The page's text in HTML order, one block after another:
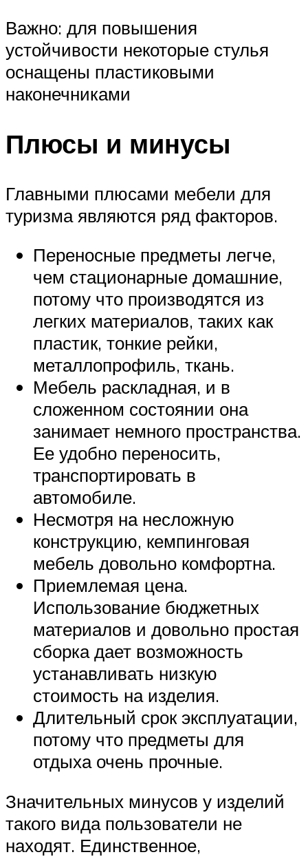
Важно: для повышения
устойчивости некоторые стулья
оснащены пластиковыми
наконечниками
Плюсы и минусы
Главными плюсами мебели для
туризма являются ряд факторов.
Переносные предметы легче,
чем стационарные домашние,
потому что производятся из
легких материалов, таких как
пластик, тонкие рейки,
металлопрофиль, ткань.
Мебель раскладная, и в
сложенном состоянии она
занимает немного пространства.
Ее удобно переносить,
транспортировать в
автомобиле.
Несмотря на несложную
конструкцию, кемпинговая
мебель довольно комфортна.
Приемлемая цена.
Использование бюджетных
материалов и довольно простая
сборка дает возможность
устанавливать низкую
стоимость на изделия.
Длительный срок эксплуатации,
потому что предметы для
отдыха очень прочные.
Значительных минусов у изделий
такого вида пользователи не
находят. Единственное,